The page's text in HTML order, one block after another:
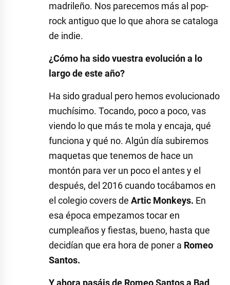
madrileño. Nos parecemos más al pop-
rock antiguo que lo que ahora se cataloga
de indie.
¿Cómo ha sido vuestra evolución a lo
largo de este año?
Ha sido gradual pero hemos evolucionado
muchísimo. Tocando, poco a poco, vas
viendo lo que más te mola y encaja, qué
funciona y qué no. Algún día subiremos
maquetas que tenemos de hace un
montón para ver un poco el antes y el
después, del 2016 cuando tocábamos en
el colegio covers de Artic Monkeys. En
esa época empezamos tocar en
cumpleaños y fiestas, bueno, hasta que
decidían que era hora de poner a Romeo
Santos.